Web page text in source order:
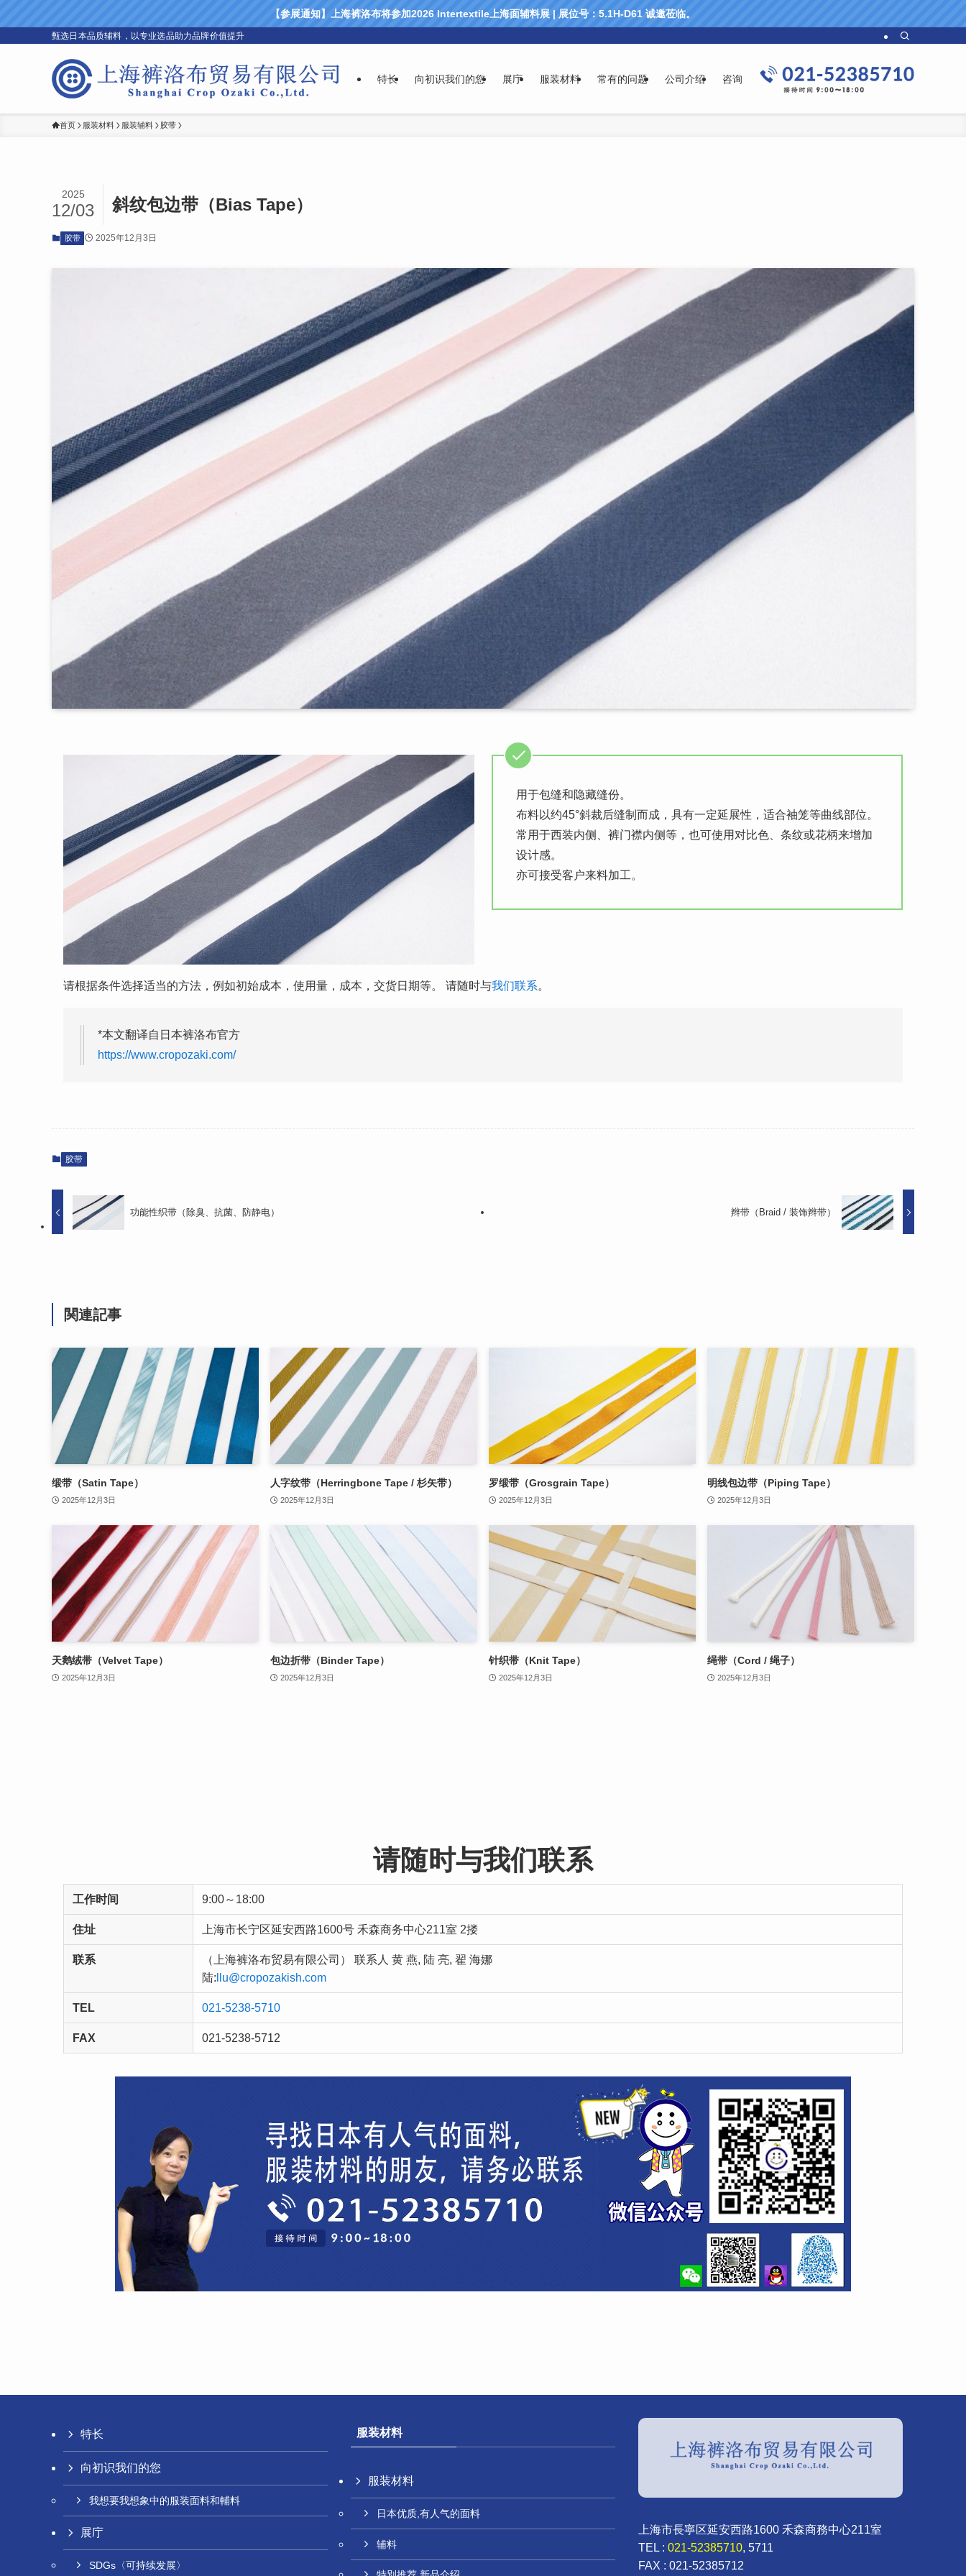
【参展通知】上海裤洛布将参加2026 Intertextile上海面辅料展 | 展位号：5.1H-D61 诚邀莅临。
甄选日本品质辅料，以专业选品助力品牌价值提升
特长 向初识我们的您 展庁 服装材料 常有的问题 公司介绍 咨询
首页 服装材料 服装辅料 胶带
斜纹包边带（Bias Tape）
2025
12/03
胶带 2025年12月3日
用于包缝和隐藏缝份。
布料以约45°斜裁后缝制而成，具有一定延展性，适合袖笼等曲线部位。
常用于西装内侧、裤门襟内侧等，也可使用对比色、条纹或花柄来增加
设计感。
亦可接受客户来料加工。
请根据条件选择适当的方法，例如初始成本，使用量，成本，交货日期等。 请随时与我们联系。
*本文翻译自日本裤洛布官方
https://www.cropozaki.com/
胶带
功能性织带（除臭、抗菌、防静电） 辫带（Braid / 装饰辫带）
関連記事
缎带（Satin Tape）
2025年12月3日
人字纹带（Herringbone Tape / 杉矢带）
2025年12月3日
罗缎带（Grosgrain Tape）
2025年12月3日
明线包边带（Piping Tape）
2025年12月3日
天鹅绒带（Velvet Tape）
2025年12月3日
包边折带（Binder Tape）
2025年12月3日
针织带（Knit Tape）
2025年12月3日
绳带（Cord / 绳子）
2025年12月3日
请随时与我们联系
工作时间 9:00～18:00
住址 上海市长宁区延安西路1600号 禾森商务中心211室 2搂
联系
（上海裤洛布贸易有限公司） 联系人 黄 燕, 陆 亮, 翟 海娜
陆: llu@cropozakish.com
TEL 021-5238-5710
FAX 021-5238-5712
特长
向初识我们的您
我想要我想象中的服装面料和輔料
展庁
SDGs〈可持续发展〉
服装材料
服装材料
日本优质,有人气的面料
辅料
上海市長寧区延安西路1600 禾森商務中心211室
TEL : 021-52385710, 5711
FAX : 021-52385712